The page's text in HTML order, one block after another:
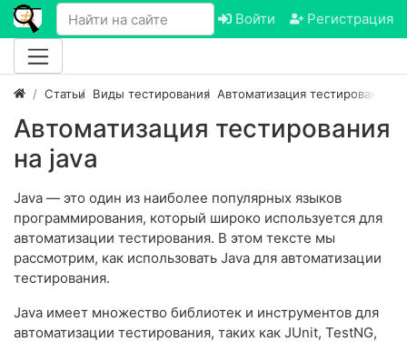
Войти Регистрация
Статьи Виды тестирования Автоматизация тестирования
Автоматизация тестирования
на java
Java — это один из наиболее популярных языков
программирования, который широко используется для
автоматизации тестирования. В этом тексте мы
рассмотрим, как использовать Java для автоматизации
тестирования.
Java имеет множество библиотек и инструментов для
автоматизации тестирования, таких как JUnit, TestNG,